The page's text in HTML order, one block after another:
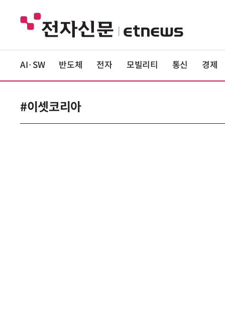
AI·SW 반도체 전자 모빌리티 통신 경제
#이셋코리아